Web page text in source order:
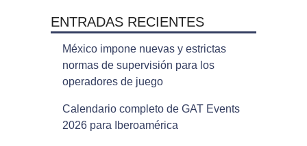
ENTRADAS RECIENTES
México impone nuevas y estrictas
normas de supervisión para los
operadores de juego
Calendario completo de GAT Events
2026 para Iberoamérica